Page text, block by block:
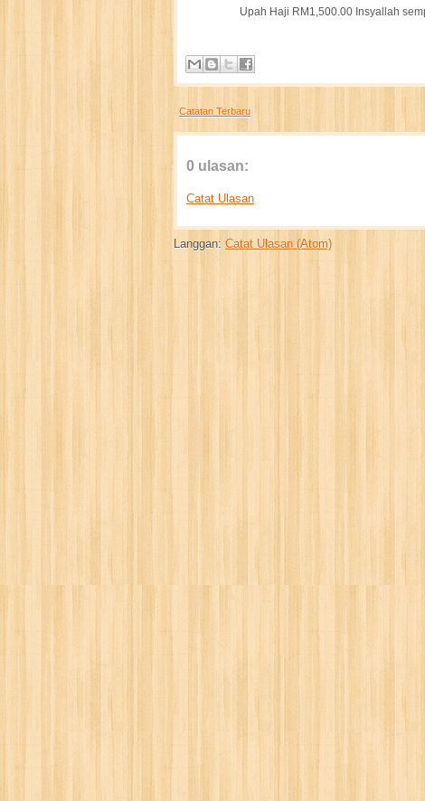
Upah Haji RM1,500.00 Insyallah
Catatan Terbaru
0 ulasan:
Catat Ulasan
Langgan: Catat Ulasan (Atom)